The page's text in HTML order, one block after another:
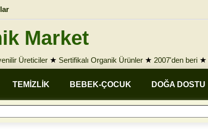
Market
Üreticiler ★ Sertifikalı Organik Ürünler ★ 2007'den beri ★
TEMİZLİK BEBEK-ÇOCUK DOĞA DOSTU